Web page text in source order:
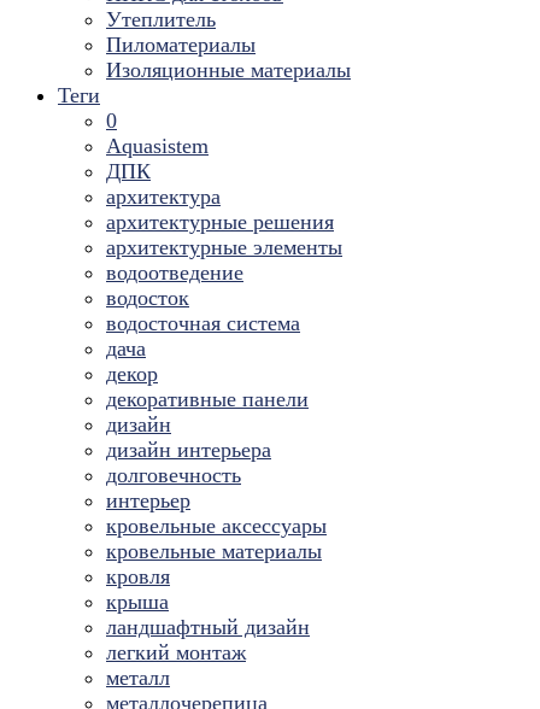
Утеплитель
Пиломатериалы
Изоляционные материалы
Теги
0
Aquasistem
ДПК
архитектура
архитектурные решения
архитектурные элементы
водоотведение
водосток
водосточная система
дача
декор
декоративные панели
дизайн
дизайн интерьера
долговечность
интерьер
кровельные аксессуары
кровельные материалы
кровля
крыша
ландшафтный дизайн
легкий монтаж
металл
металлочерепица